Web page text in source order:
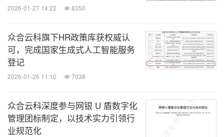
2026-01-27 14:22 8350
众合云科旗下HR政策库获权威认
可，完成国家生成式人工智能服务
登记
2026-01-26 11:10 7038
众合云科深度参与网银 U 盾数字化
管理团标制定，以技术实力引领行
业规范化